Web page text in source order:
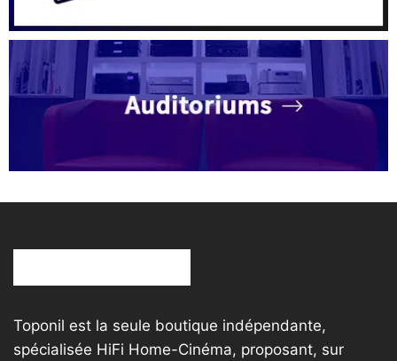
Toponil est la seule boutique indépendante,
spécialisée HiFi Home-Cinéma, proposant, sur